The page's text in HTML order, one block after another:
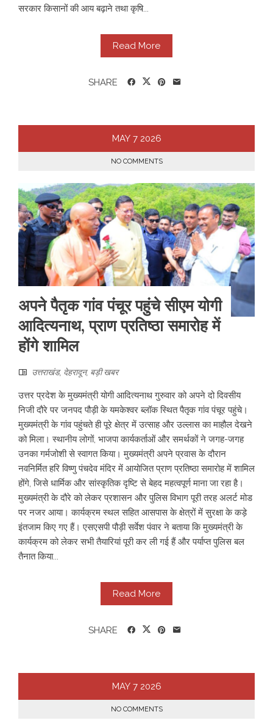
सरकार किसानों की आय बढ़ाने तथा कृषि...
Read More
SHARE
MAY 7 2026
NO COMMENTS
अपने पैतृक गांव पंचूर पहुंचे सीएम योगी
आदित्यनाथ, प्राण प्रतिष्ठा समारोह में
होंगे शामिल
उत्तराखंड, देहरादून, बड़ी खबर
उत्तर प्रदेश के मुख्यमंत्री योगी आदित्यनाथ गुरुवार को अपने दो दिवसीय
निजी दौरे पर जनपद पौड़ी के यमकेश्वर ब्लॉक स्थित पैतृक गांव पंचूर पहुंचे।
मुख्यमंत्री के गांव पहुंचते ही पूरे क्षेत्र में उत्साह और उल्लास का माहौल देखने
को मिला। स्थानीय लोगों, भाजपा कार्यकर्ताओं और समर्थकों ने जगह-जगह
उनका गर्मजोशी से स्वागत किया। मुख्यमंत्री अपने प्रवास के दौरान
नवनिर्मित हरि विष्णु पंचदेव मंदिर में आयोजित प्राण प्रतिष्ठा समारोह में शामिल
होंगे, जिसे धार्मिक और सांस्कृतिक दृष्टि से बेहद महत्वपूर्ण माना जा रहा है।
मुख्यमंत्री के दौरे को लेकर प्रशासन और पुलिस विभाग पूरी तरह अलर्ट मोड
पर नजर आया। कार्यक्रम स्थल सहित आसपास के क्षेत्रों में सुरक्षा के कड़े
इंतजाम किए गए हैं। एसएसपी पौड़ी सर्वेश पंवार ने बताया कि मुख्यमंत्री के
कार्यक्रम को लेकर सभी तैयारियां पूरी कर ली गई हैं और पर्याप्त पुलिस बल
तैनात किया...
Read More
SHARE
MAY 7 2026
NO COMMENTS